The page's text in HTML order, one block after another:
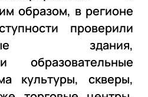
образом, в регионе
проверили
здания,
образовательные
культуры, скверы,